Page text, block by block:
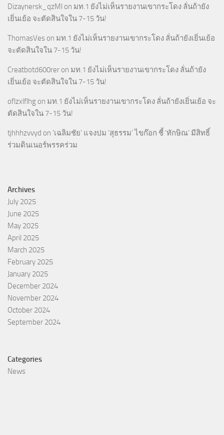
Dizaynersk_qzMl on มท.1 ยังไม่เห็นรายงานเขากระโดง ลั่นถ้ายัง
เยิ่นเย้อ จะตัดสินใจใน 7-15 วัน!
ThomasVes on มท.1 ยังไม่เห็นรายงานเขากระโดง ลั่นถ้ายังเยิ่นเย้อ
จะตัดสินใจใน 7-15 วัน!
Creatbotd600rer on มท.1 ยังไม่เห็นรายงานเขากระโดง ลั่นถ้ายัง
เยิ่นเย้อ จะตัดสินใจใน 7-15 วัน!
oflzxlflhg on มท.1 ยังไม่เห็นรายงานเขากระโดง ลั่นถ้ายังเยิ่นเย้อ จะ
ตัดสินใจใน 7-15 วัน!
tjhhhzvvyd on ‘เฉลิมชัย’ แจงปม ‘สุธรรม’ ไขก๊อก ชี้ ‘ทักษิณ’ มีสิทธิ์
ร่วมดินเนอร์พรรคร่วม
Archives
July 2025
June 2025
May 2025
April 2025
March 2025
February 2025
January 2025
December 2024
November 2024
October 2024
September 2024
Categories
News